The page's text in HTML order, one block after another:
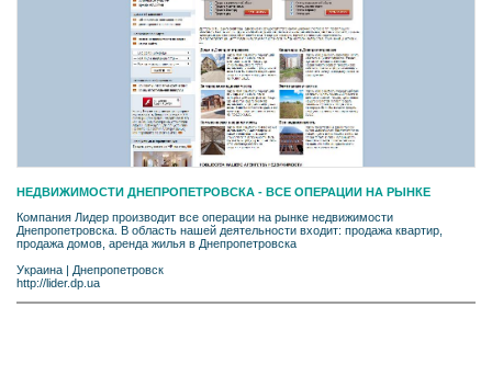
НЕДВИЖИМОСТИ ДНЕПРОПЕТРОВСКА - ВСЕ ОПЕРАЦИИ НА РЫНКЕ
Компания Лидер производит все операции на рынке недвижимости
Днепропетровска. В область нашей деятельности входит: продажа квартир,
продажа домов, аренда жилья в Днепропетровска
Украина
Днепропетровск
http://lider.dp.ua